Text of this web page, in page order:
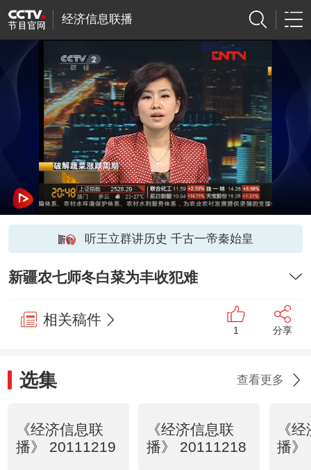
经济信息联播
听王立群讲历史 千古一帝秦始皇
新疆农七师冬白菜为丰收犯难
相关稿件
1 分享
选集 查看更多
《经济信息联
播》 20111219
《经济信息联
播》 20111218
《
播》